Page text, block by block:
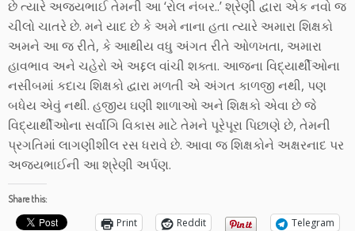
છે ત્યારે અજયભાઈ તેમની આ ‘રોલ નંબર..’ શ્રેણી દ્વારા એક નવો જ
ચીલો ચાતરે છે. મને યાદ છે કે અમે નાના હતા ત્યારે અમારા શિક્ષકો
અમને આ જ રીતે, કે આથીય વધુ અંગત રીતે ઓળખતા, અમારા
હાવભાવ અને ચહેરો એ અદ્દલ વાંચી શક્તા. આજના વિદ્યાર્થીઓના
નસીબમાં કદાચ શિક્ષકો દ્વારા મળતી એ અંગત કાળજી નથી, પણ
બધેય એવું નથી. હજીય ઘણી શાળાઓ અને શિક્ષકો એવા છે જે
વિદ્યાર્થીઓના સર્વાંગિ વિકાસ માટે તેમને પૂરેપૂરા પિછાણે છે, તેમની
પ્રગતિમાં લાગણીશીલ રસ ધરાવે છે. આવા જ શિક્ષકોને અક્ષરનાદ પર
અજયભાઈની આ શ્રેણી અર્પણ.
Share this:
Print Reddit
Telegram